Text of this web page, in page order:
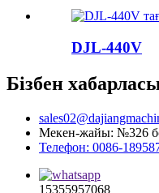
DJL-440V
Бізбен
Мекен-жайы: №326
Телефон: 0086-
15355957068